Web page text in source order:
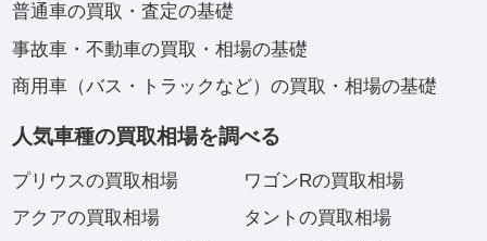
普通車の買取・査定の基礎
事故車・不動車の買取・相場の基礎
商用車（バス・トラックなど）の買取・相場の基礎
人気車種の買取相場を調べる
プリウスの買取相場
アクアの買取相場
ワゴンRの買取相場
タントの買取相場